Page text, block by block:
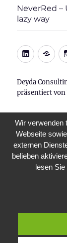
NeverRed –
lazy way
Deyda
präsentiert von
Wir verwenden
Webseite
externen
belieben
lesen